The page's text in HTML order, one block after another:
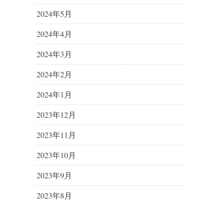
2024年5月
2024年4月
2024年3月
2024年2月
2024年1月
2023年12月
2023年11月
2023年10月
2023年9月
2023年8月